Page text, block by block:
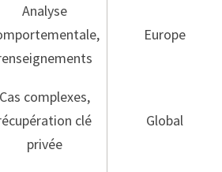
Analyse
Europe
Cas complexes,
clé
privée
Global